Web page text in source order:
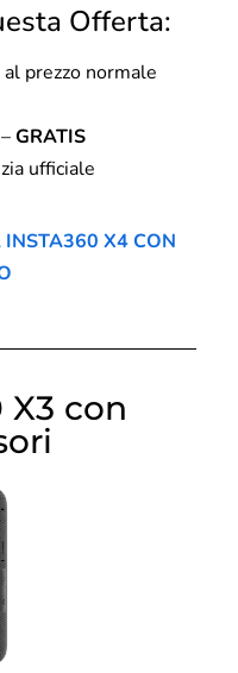
Offerta:
prezzo normale
GRATIS
ufficiale
X4 CON
X3 con